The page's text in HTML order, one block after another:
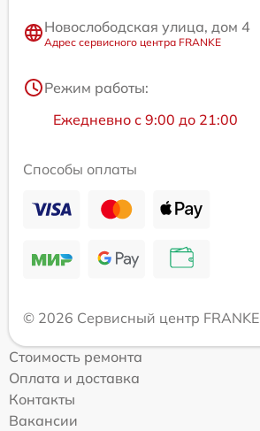
Новослободская улица, дом 4
Адрес сервисного центра FRANKE
Режим работы:
Ежедневно с 9:00 до 21:00
Способы оплаты
© 2026 Сервисный центр FRANKE
Стоимость ремонта
Оплата и доставка
Контакты
Вакансии